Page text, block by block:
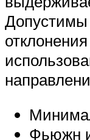
Допустимы
Фьюжн